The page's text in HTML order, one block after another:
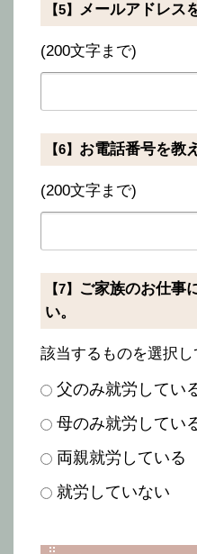
【5】 メールアドレス
(200文字まで)
【6】 お電話番号を教
(200文字まで)
【7】
ご家族のお仕事
い。
該当するものを選択し
父のみ就労してい
母のみ就労してい
両親就労している
就労していない